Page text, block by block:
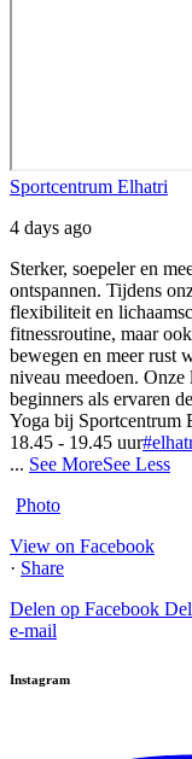
Sportcentrum Elhatri
4 days ago
Sterker, soepeler en
ontspannen. Tijdens
flexibiliteit en
fitnessroutine, maar
bewegen en meer rust
niveau meedoen.
beginners als ervaren
Yoga bij Sportcentrum
18.45 - 19.45 uur
... See MoreSee Less
Photo
View on Facebook
· Share
Delen op Facebook
e-mail
Instagram